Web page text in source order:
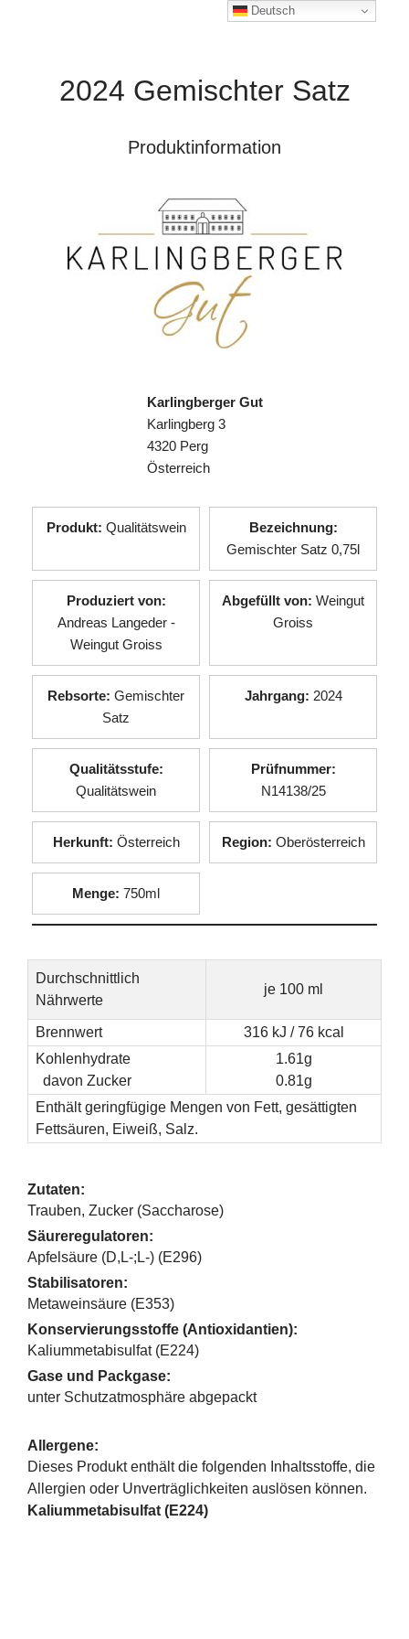
2024 Gemischter Satz
Produktinformation
Karlingberger Gut
Karlingberg 3
4320 Perg
Österreich
Produkt: Qualitätswein
Bezeichnung:
Gemischter Satz 0,75l
Produziert von:
Andreas Langeder -
Weingut Groiss
Abgefüllt von: Weingut
Groiss
Rebsorte: Gemischter
Satz
Jahrgang: 2024
Qualitätsstufe:
Qualitätswein
Prüfnummer:
N14138/25
Herkunft: Österreich Region: Oberösterreich
Menge: 750ml
Durchschnittlich
Nährwerte
je 100 ml
Brennwert
316 kJ / 76 kcal
Kohlenhydrate
davon Zucker
1.61g
0.81g
Enthält geringfügige Mengen von Fett, gesättigten
Fettsäuren, Eiweiß, Salz.
Zutaten:
Trauben, Zucker (Saccharose)
Säureregulatoren:
Apfelsäure (D,L-;L-) (E296)
Stabilisatoren:
Metaweinsäure (E353)
Konservierungsstoffe (Antioxidantien):
Kaliummetabisulfat (E224)
Gase und Packgase:
unter Schutzatmosphäre abgepackt
Allergene:
Dieses Produkt enthält die folgenden Inhaltsstoffe, die
Allergien oder Unverträglichkeiten auslösen können.
Kaliummetabisulfat (E224)
Deutsch